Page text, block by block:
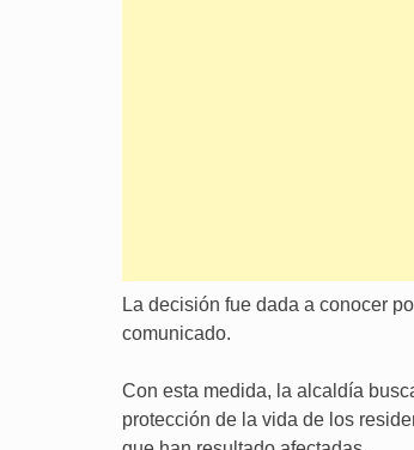
La decisión fue dada a conocer
comunicado.
Con esta medida, la alcaldía
protección de la vida de los